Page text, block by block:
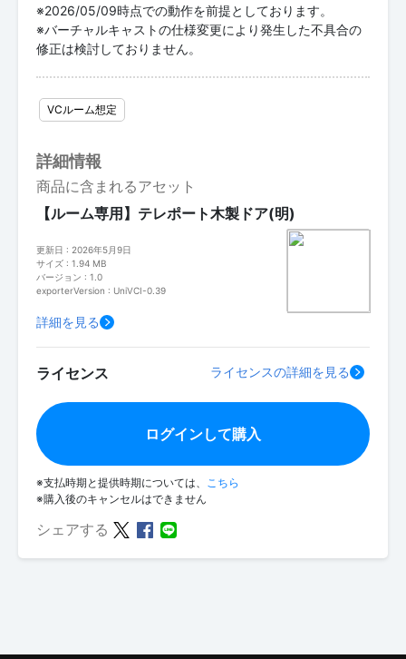
※2026/05/09時点での動作を前提としております。
※バーチャルキャストの仕様変更により発生した不具合の
修正は検討しておりません。
VCルーム想定
詳細情報
商品に含まれるアセット
【ルーム専用】テレポート木製ドア(明)
更新日 : 2026年5月9日
サイズ : 1.94 MB
バージョン : 1.0
exporterVersion : UniVCI-0.39
詳細を見る
ライセンス ライセンスの詳細を見る
ログインして購入
※支払時期と提供時期については、 こちら
※購入後のキャンセルはできません
シェアする